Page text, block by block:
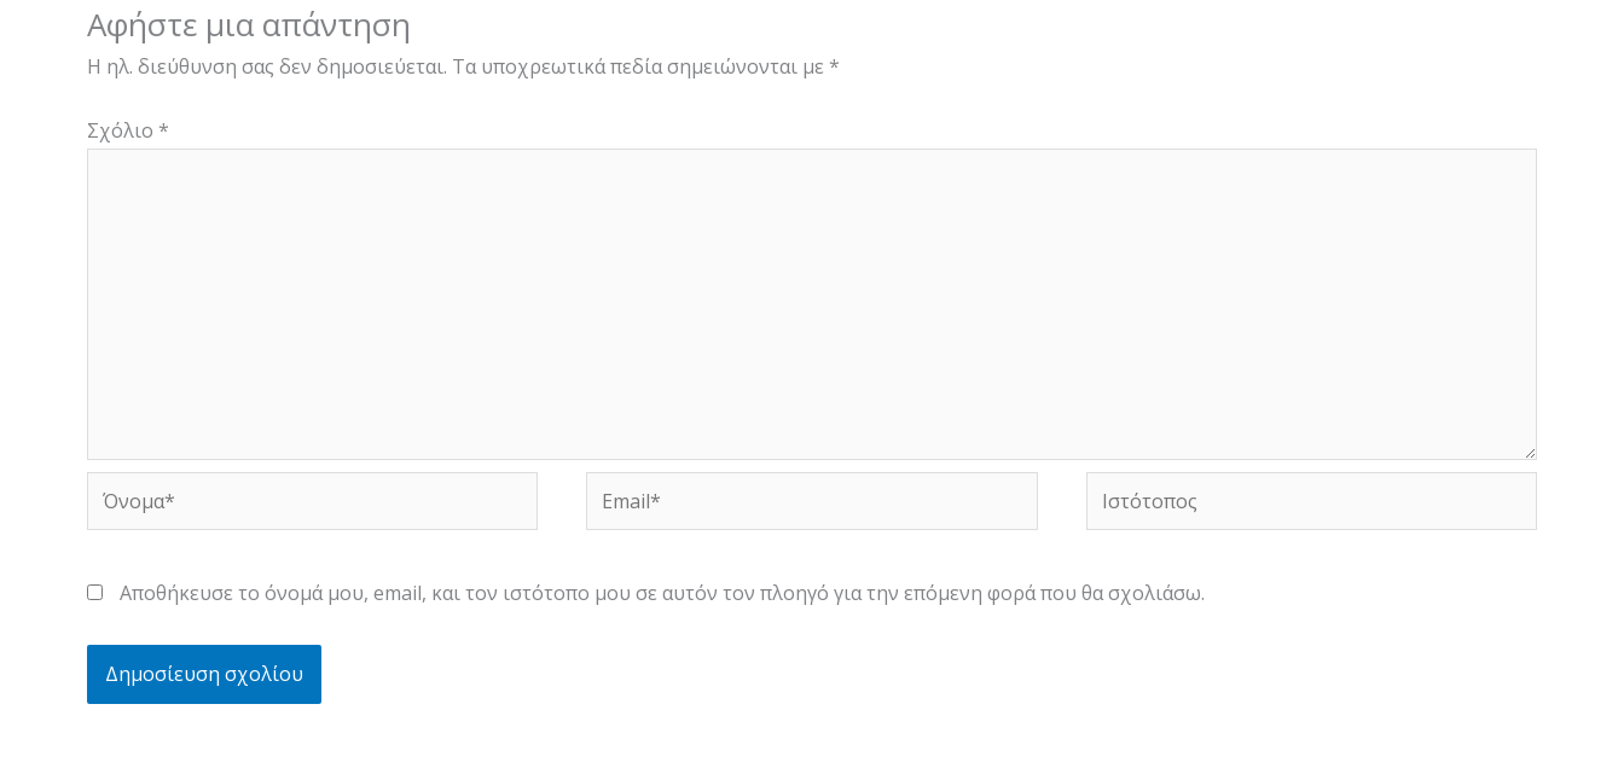
Αφήστε μια απάντηση
Η ηλ. διεύθυνση σας δεν δημοσιεύεται. Τα υποχρεωτικά πεδία σημειώνονται με *
Σχόλιο *
Όνομα* Email* Ιστότοπος
Αποθήκευσε το όνομά μου, email, και τον ιστότοπο μου σε αυτόν τον πλοηγό για την επόμενη φορά που θα σχολιάσω.